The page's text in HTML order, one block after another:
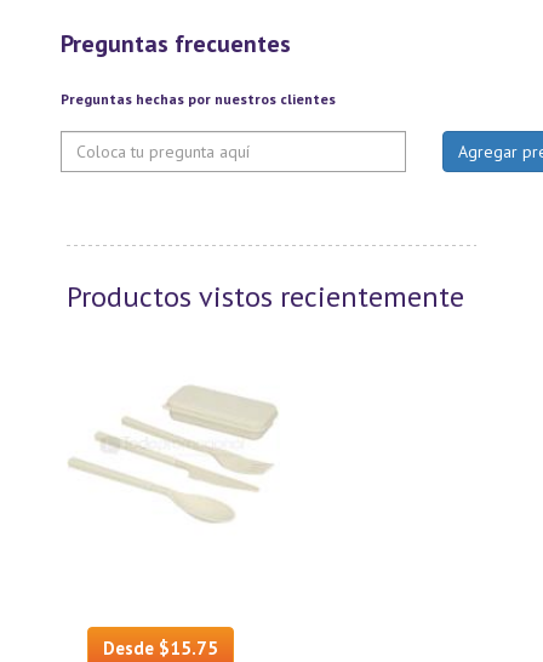
Preguntas frecuentes
Preguntas hechas por nuestros clientes
Productos vistos recientemente
Desde $15.75